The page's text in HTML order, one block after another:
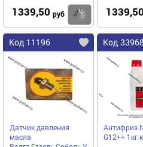
1339,50 руб Купить
1339,50
Код 11196
Датчик давления
масла
Код 33968
Антифриз
G12++ 1кг